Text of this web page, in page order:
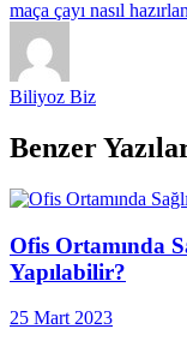
maça çayı nasıl
Biliyoz Biz
Benzer
Ofis Ortamında
Yapılabilir?
25 Mart 2023